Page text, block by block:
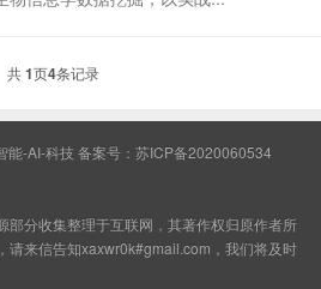
共1页4条记录
-AI-科技 备案号： 苏ICP备2020060534
部分收集整理于互联网，其著作权归原作者所
请来信告知xaxwr0k#gmail.com，我们将及时